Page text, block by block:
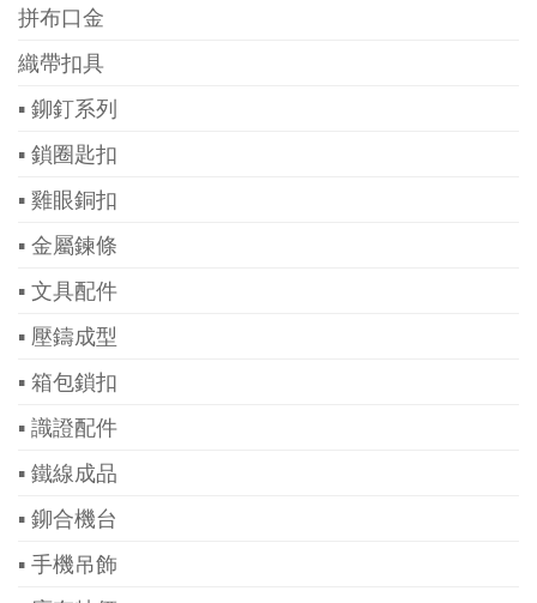
拼布口金
織帶扣具
▪ 鉚釘系列
▪ 鎖圈匙扣
▪ 雞眼銅扣
▪ 金屬鍊條
▪ 文具配件
▪ 壓鑄成型
▪ 箱包鎖扣
▪ 識證配件
▪ 鐵線成品
▪ 鉚合機台
▪ 手機吊飾